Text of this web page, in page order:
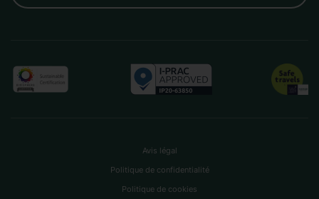
Avis légal
Politique de confidentialité
Politique de cookies